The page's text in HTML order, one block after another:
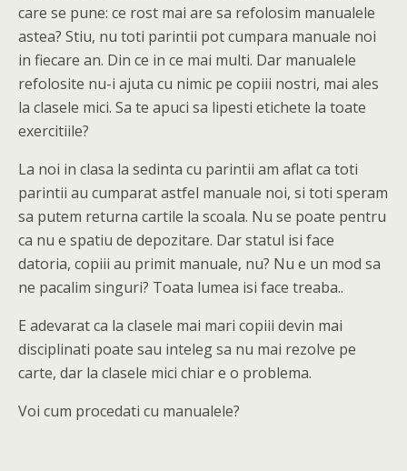
care se pune: ce rost mai are sa refolosim manualele
astea? Stiu, nu toti parintii pot cumpara manuale noi
in fiecare an. Din ce in ce mai multi. Dar manualele
refolosite nu-i ajuta cu nimic pe copiii nostri, mai ales
la clasele mici. Sa te apuci sa lipesti etichete la toate
exercitiile?
La noi in clasa la sedinta cu parintii am aflat ca toti
parintii au cumparat astfel manuale noi, si toti speram
sa putem returna cartile la scoala. Nu se poate pentru
ca nu e spatiu de depozitare. Dar statul isi face
datoria, copiii au primit manuale, nu? Nu e un mod sa
ne pacalim singuri? Toata lumea isi face treaba..
E adevarat ca la clasele mai mari copiii devin mai
disciplinati poate sau inteleg sa nu mai rezolve pe
carte, dar la clasele mici chiar e o problema.
Voi cum procedati cu manualele?